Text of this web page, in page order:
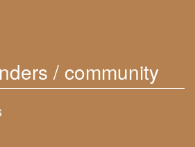
/ community